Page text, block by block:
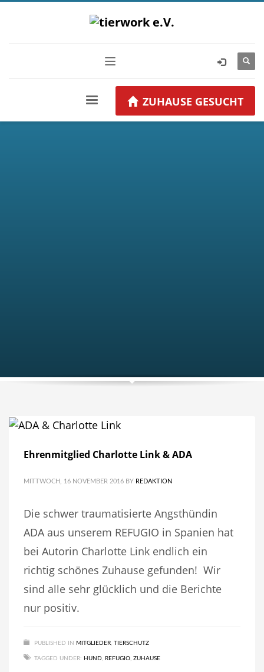
ZUHAUSE GESUCHT
Ehrenmitglied Charlotte Link & ADA
MITTWOCH, 16 NOVEMBER 2016 BY REDAKTION
Die schwer traumatisierte Angsthündin
ADA aus unserem REFUGIO in Spanien hat
bei Autorin Charlotte Link endlich ein
richtig schönes Zuhause gefunden! Wir
sind alle sehr glücklich und die Berichte
nur positiv.
PUBLISHED IN MITGLIEDER, TIERSCHUTZ
TAGGED UNDER: HUND, REFUGIO, ZUHAUSE